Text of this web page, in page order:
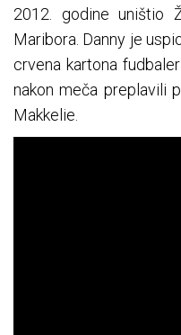
2012. godine uništio
Maribora. Danny je
crvena kartona
nakon meča preplavili
Makkelie.